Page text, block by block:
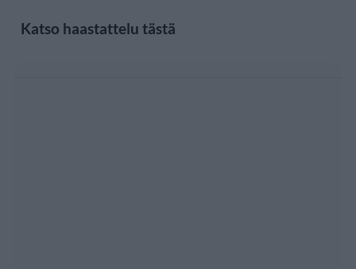
Katso haastattelu tästä